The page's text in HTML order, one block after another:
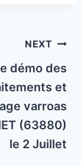
NEXT
démo des
et
varroas
(63880)
le 2 Juillet